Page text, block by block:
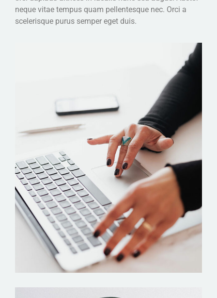
neque vitae tempus quam pellentesque nec. Orci a
scelerisque purus semper eget duis.